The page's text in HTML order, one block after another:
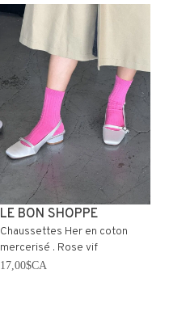
LE BON SHOPPE
Chaussettes Her en coton
mercerisé . Rose vif
17,00$CA